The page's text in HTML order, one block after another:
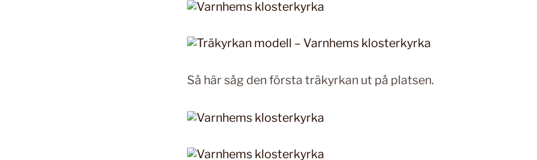
Så här såg den första träkyrkan ut på platsen.